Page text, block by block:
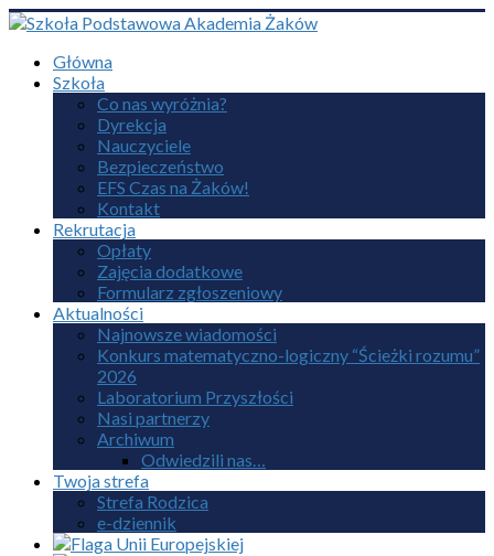
Główna
Szkoła
Co nas wyróżnia?
Dyrekcja
Nauczyciele
Bezpieczeństwo
EFS Czas na Żaków!
Kontakt
Rekrutacja
Opłaty
Zajęcia dodatkowe
Formularz zgłoszeniowy
Aktualności
Najnowsze wiadomości
Konkurs matematyczno-logiczny “Ścieżki rozumu”
2026
Laboratorium Przyszłości
Nasi partnerzy
Archiwum
Odwiedzili nas…
Twoja strefa
Strefa Rodzica
e-dziennik